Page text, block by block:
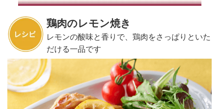
鶏肉のレモン焼き
レモンの酸味と香りで、鶏肉をさっぱりといた
だける一品です